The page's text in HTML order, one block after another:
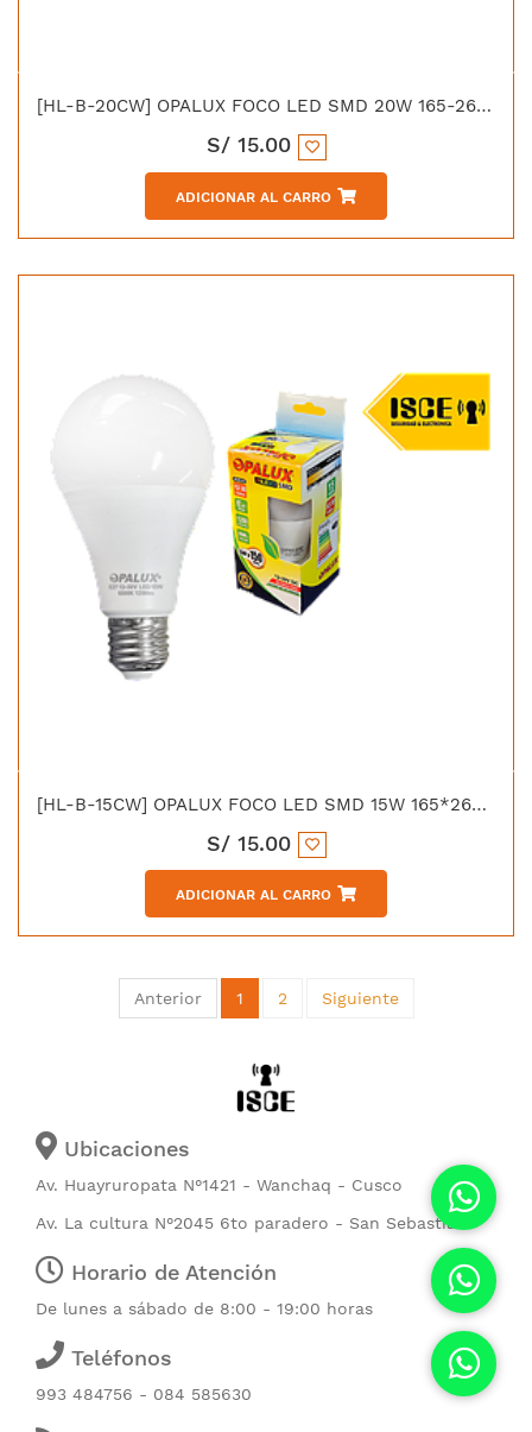
[HL-B-20CW] OPALUX FOCO LED SMD 20W 165-265VAC E-27 LUZ
S/ 15.00
ADICIONAR AL CARRO
[HL-B-15CW] OPALUX FOCO LED SMD 15W 165*265VAC E-27
S/ 15.00
ADICIONAR AL CARRO
Anterior 1 2 Siguiente
Ubicaciones
Av. Huayruropata N°1421 - Wanchaq - Cusco
Av. La cultura N°2045 6to paradero - San Sebastián
Horario de Atención
De lunes a sábado de 8:00 - 19:00 horas
Teléfonos
993 484756 - 084 585630